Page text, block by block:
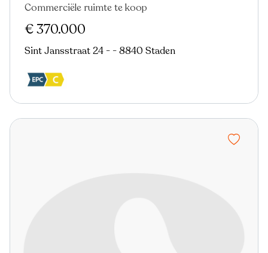
Commerciële ruimte te koop
€ 370.000
Sint Jansstraat 24 - - 8840 Staden